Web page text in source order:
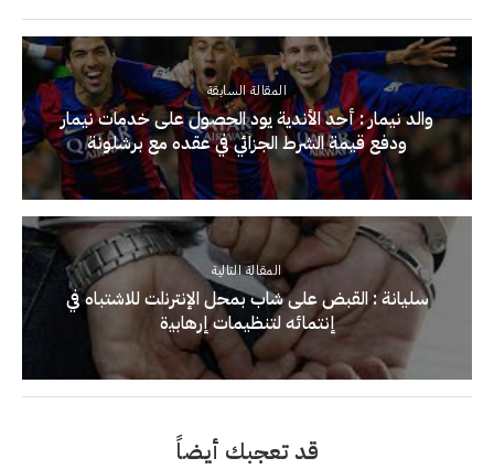
المقالة السابقة
والد نيمار : أحد الأندية يود الحصول على خدمات نيمار
ودفع قيمة الشرط الجزائي في عقده مع برشلونة
المقالة التالية
ﺳﻠﻴﺎﻧﺔ : ﺍﻟﻘﺒﺾ ﻋﻠﻰ ﺷﺎﺏ ﺑﻤﺤﻞ ﺍﻹﻧﺘﺮﻧاﺖ ﻟﻼﺷﺘﺒﺎﻩ ﻓﻲ
إﻧﺘﻤﺎﺋﻪ ﻟﺘﻨﻈﻴﻤﺎﺕ إﺭﻫﺎﺑﻴة
قد تعجبك أيضاً